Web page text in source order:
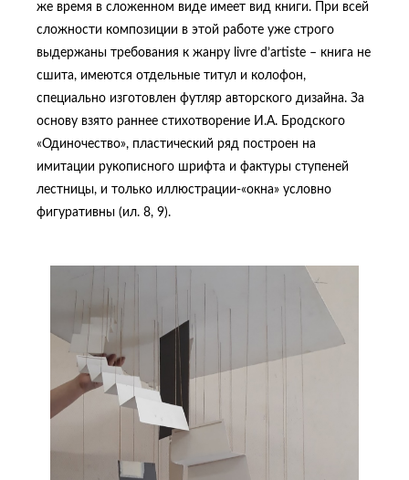
же время в сложенном виде имеет вид книги. При всей
сложности композиции в этой работе уже строго
выдержаны требования к жанру livre d’artiste – книга не
сшита, имеются отдельные титул и колофон,
специально изготовлен футляр авторского дизайна. За
основу взято раннее стихотворение И.А. Бродского
«Одиночество», пластический ряд построен на
имитации рукописного шрифта и фактуры ступеней
лестницы, и только иллюстрации-«окна» условно
фигуративны (ил. 8, 9).